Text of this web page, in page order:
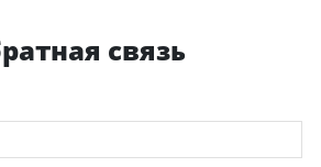
связь